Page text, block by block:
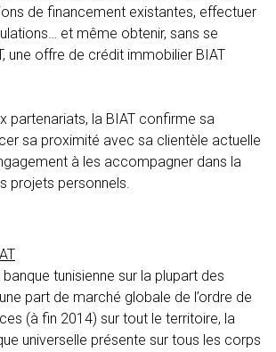
de financement existantes, effectuer
et même obtenir, sans se
une offre de crédit immobilier BIAT
partenariats, la BIAT confirme sa
sa proximité avec sa clientèle actuelle
à les accompagner dans la
projets personnels.
tunisienne sur la plupart des
part de marché globale de l’ordre de
(à fin 2014) sur tout le territoire, la
universelle présente sur tous les corps